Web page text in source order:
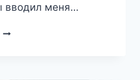
вводил меня…
ЕГО